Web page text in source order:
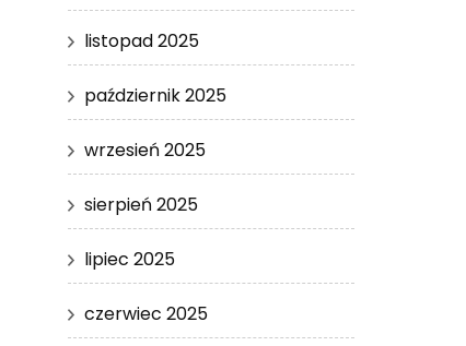
listopad 2025
październik 2025
wrzesień 2025
sierpień 2025
lipiec 2025
czerwiec 2025